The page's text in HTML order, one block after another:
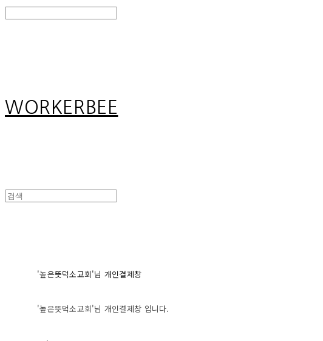
WORKERBEE
'높은뜻덕소교회'님 개인결제창
'높은뜻덕소교회'님 개인결제창 입니다.